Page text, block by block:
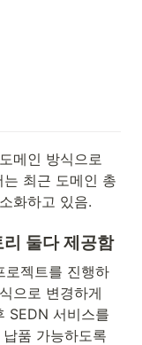
메인 방식으로
최근 도메인 총
화하고 있음.
둘다 제공함
젝트를 진행하
으로 변경하게
SEDN 서비스를
품 가능하도록